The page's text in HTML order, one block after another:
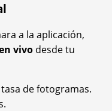
a la aplicación,
vivo desde tu
de fotogramas.